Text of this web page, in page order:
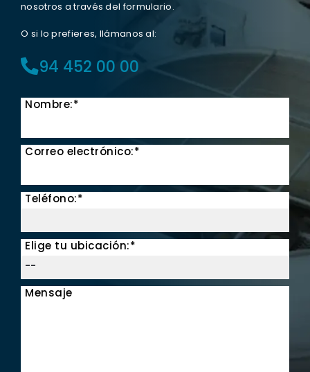
nosotros a través del formulario.
O si lo prefieres, llámanos al:
94 452 00 00
Nombre:*
Correo electrónico:*
Teléfono:*
Elige tu ubicación:*
Mensaje